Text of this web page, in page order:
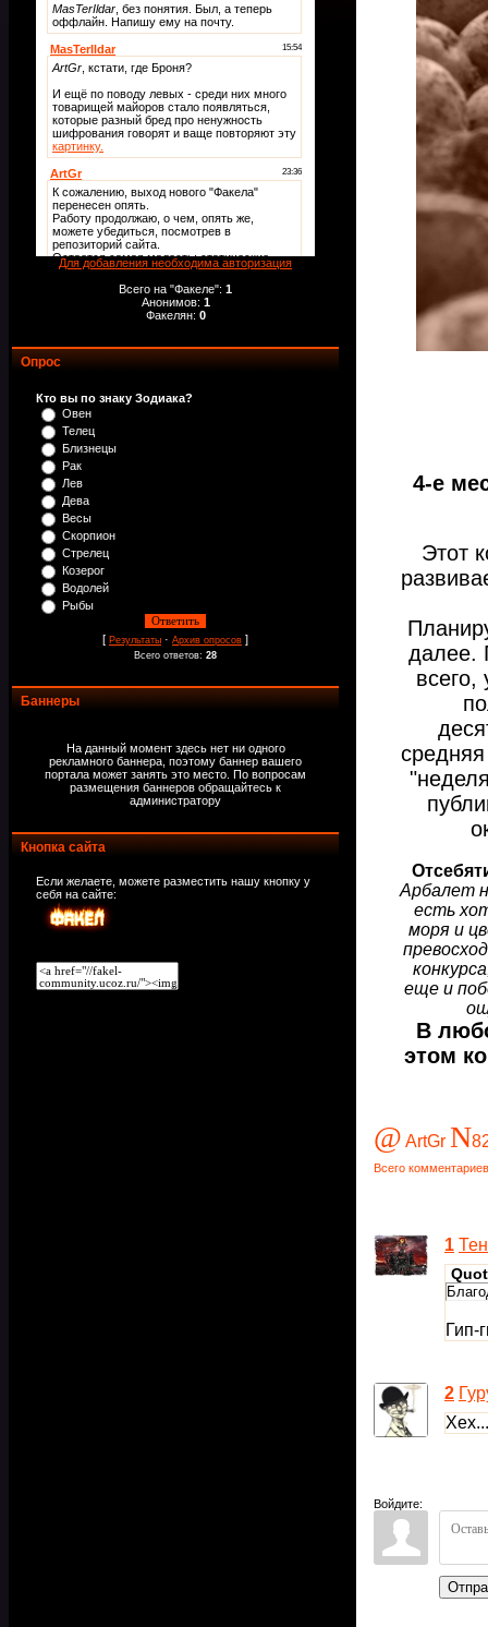
Для добавления необходима авторизация
Всего на "Факеле": 1
Анонимов: 1
Факелян: 0
Опрос
Кто вы по знаку Зодиака?
Овен
Телец
Близнецы
Рак
Лев
Дева
Весы
Скорпион
Стрелец
Козерог
Водолей
Рыбы
[ Результаты · Архив опросов ]
Всего ответов: 28
Баннеры
На данный момент здесь нет ни одного
рекламного баннера, поэтому баннер вашего
портала может занять это место. По вопросам
размещения баннеров обращайтесь к
администратору
Кнопка сайта
Если желаете, можете разместить нашу кнопку у
себя на сайте:
4-е
Этот
далее.
всего,
Арбалет
есть
моря и
еще и
В
этом
@ ArtGr N
Всего комментариев
1
Гип-
2
Хех...
Войдите: